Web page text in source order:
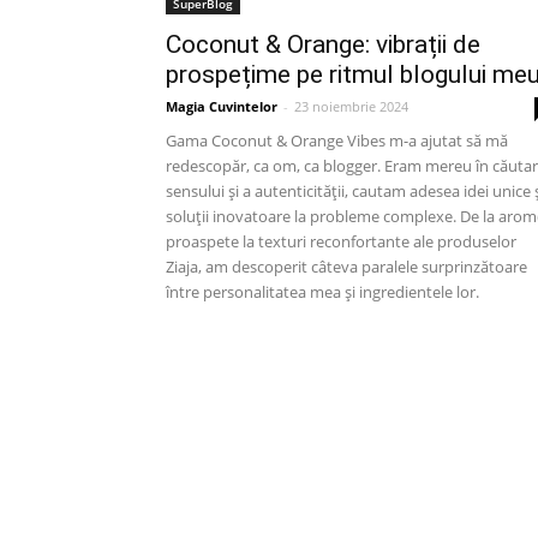
SuperBlog
Coconut & Orange: vibrații de
prospețime pe ritmul blogului meu
Magia Cuvintelor - 23 noiembrie 2024
Gama Coconut & Orange Vibes m-a ajutat să mă
redescopăr, ca om, ca blogger. Eram mereu în
sensului și a autenticității, cautam adesea idei unice
soluții inovatoare la probleme complexe. De la
proaspete la texturi reconfortante ale produselor
Ziaja, am descoperit câteva paralele surprinzătoare
între personalitatea mea și ingredientele lor.